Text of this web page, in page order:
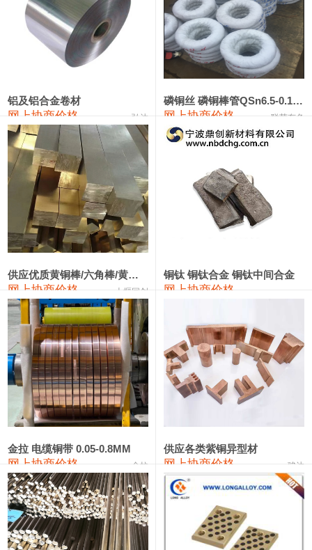
2#锑 84,000—90,000 87,000
1#镁 17,000—18,000 17,500 0
1#电解锰(99.7%袋装) 18,000 0
1#电解锰 18,800—19,000 18,900 0
1#铬 60,000—82,000
2202#硅 14,100—14,300
553#硅 9,200—9,400 9,300
3303#硅 10,300—10,500 10,400
441#硅 9,500—9,700
金属硅553#-331# 9,300—10,700 10,000 0
漆包线 111,610—115,610 113,610
磷铜合金 110,400—117,200 113,800 1,050
无氧铜丝(硬) 109,350—109,650 109,500
R410A专用紫铜管 113,340—113,340
铸造铝合金锭(A380） 26,200—26,400 26,300 100
铝合金ADC12 24,100—24,300 100
铸造铝合金锭(ZL102) 24,100—24,300 24,200
铝及铝合金卷材
网上协商价格 弘达
磷铜丝 磷铜棒管QSn6.5-0.1 7-0.2 8-0.3
网上协商价格 联荣有色
供应优质黄铜棒/六角棒/黄铜方板
网上协商价格 十堰同创
铜钛 铜钛合金 铜钛中间合金
网上协商价格
金拉 电缆铜带 0.05-0.8MM
网上协商价格 金拉
供应各类紫铜异型材
网上协商价格 骏达